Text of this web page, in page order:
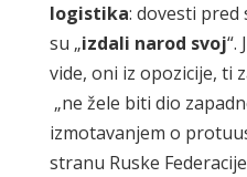
logistika: dovesti
su „izdali narod svoj“.
vide, oni iz opozicije, ti
„ne žele biti dio
izmotavanjem o
stranu Ruske